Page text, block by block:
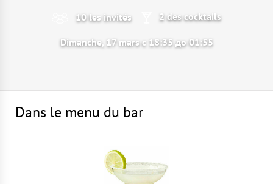
10 les invités 2 des cocktails
Dimanche, 17 mars с 18:35 до 01:55
Dans le menu du bar